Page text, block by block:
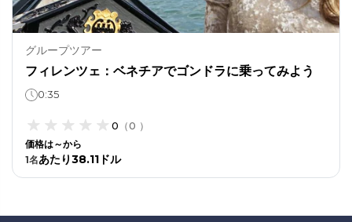
グループツアー
フィレンツェ：ベネチアでゴンドラに乗ってみよう
0:35
0 （0 ）
価格は～から
1名あたり38.11ドル